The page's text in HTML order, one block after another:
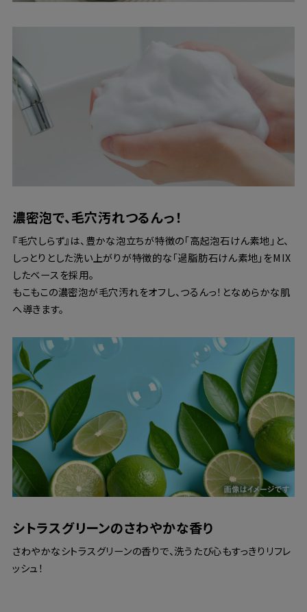
濃密泡で、毛穴汚れつるんっ！
『毛穴しらず』は、豊かな泡立ちが特徴の「高起泡石けん素地」と、
しっとりとした洗い上がりが特徴的な「過脂肪石けん素地」をMIX
したベースを採用。
もこもこの濃密泡が毛穴汚れをオフし、つるんっ！となめらかな肌
へ導きます。
シトラスグリーンのさわやかな香り
さわやかなシトラスグリーンの香りで、洗うたび心もすっきりリフレ
ッシュ！